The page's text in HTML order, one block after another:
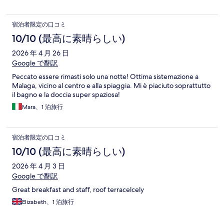
宿泊者限定の口コミ
10/10 (最高に素晴らしい)
2026 年 4 月 26 日
Google で翻訳
Peccato essere rimasti solo una notte! Ottima sistemazione a
Malaga, vicino al centro e alla spiaggia. Mi è piaciuto soprattutto
il bagno e la doccia super spaziosa!
Mara、1 泊旅行
宿泊者限定の口コミ
10/10 (最高に素晴らしい)
2026 年 4 月 3 日
Google で翻訳
Great breakfast and staff, roof terracelcely
Elizabeth、1 泊旅行